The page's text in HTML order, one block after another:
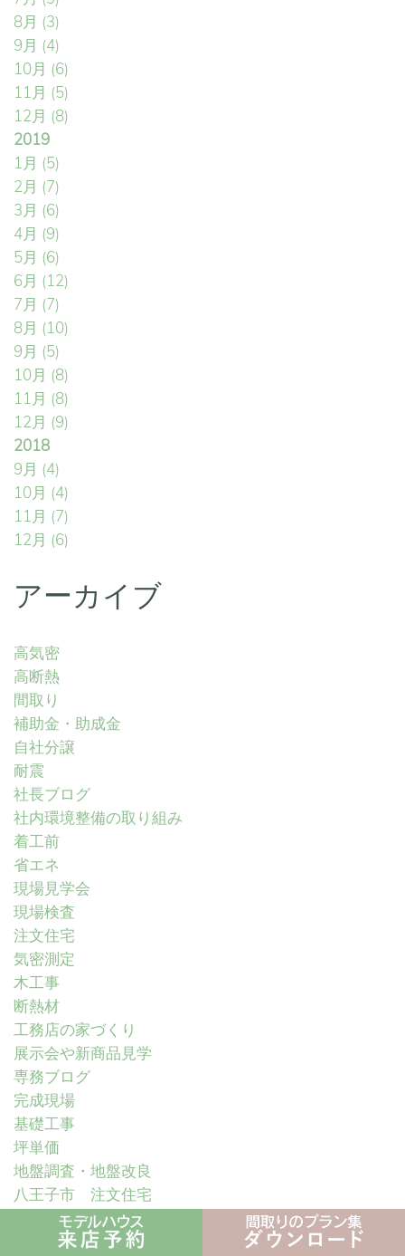
8月 (3)
9月 (4)
10月 (6)
11月 (5)
12月 (8)
2019
1月 (5)
2月 (7)
3月 (6)
4月 (9)
5月 (6)
6月 (12)
7月 (7)
8月 (10)
9月 (5)
10月 (8)
11月 (8)
12月 (9)
2018
9月 (4)
10月 (4)
11月 (7)
12月 (6)
アーカイブ
高気密
高断熱
間取り
補助金・助成金
自社分譲
耐震
社長ブログ
社内環境整備の取り組み
着工前
省エネ
現場見学会
現場検査
注文住宅
気密測定
木工事
断熱材
工務店の家づくり
展示会や新商品見学
専務ブログ
完成現場
基礎工事
坪単価
地盤調査・地盤改良
八王子市 注文住宅
全熱交換換気
仕上げ工事